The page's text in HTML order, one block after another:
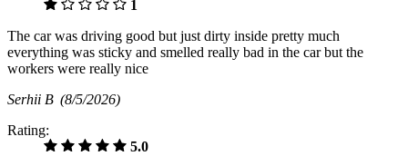
1
The car was driving good but just dirty inside pretty much
everything was sticky and smelled really bad in the car but the
workers were really nice
Serhii B (8/5/2026)
Rating:
5.0